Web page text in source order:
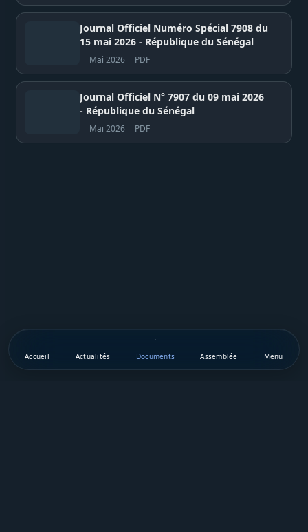
Journal Officiel Numéro Spécial 7908 du
15 mai 2026 - République du Sénégal
Mai 2026 PDF
Journal Officiel N° 7907 du 09 mai 2026
- République du Sénégal
Mai 2026 PDF
Accueil Actualités Documents Assemblée Menu